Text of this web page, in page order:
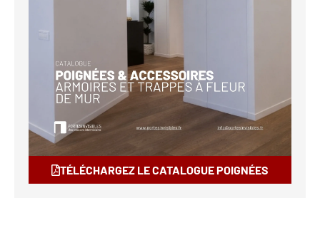
TÉLÉCHARGEZ LE CATALOGUE POIGNÉES